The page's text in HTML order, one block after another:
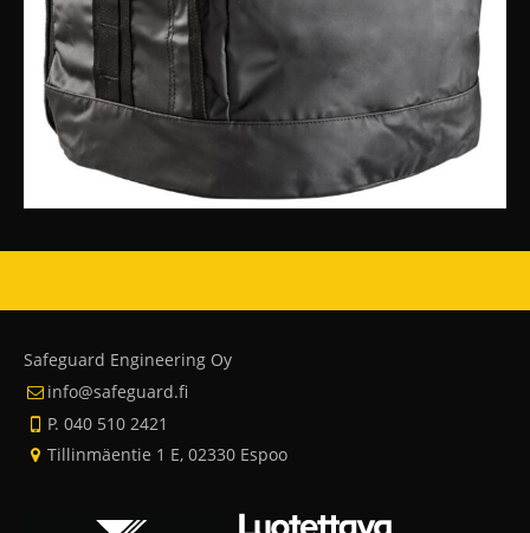
Safeguard Engineering Oy
info@safeguard.fi
P. 040 510 2421
Tillinmäentie 1 E, 02330 Espoo